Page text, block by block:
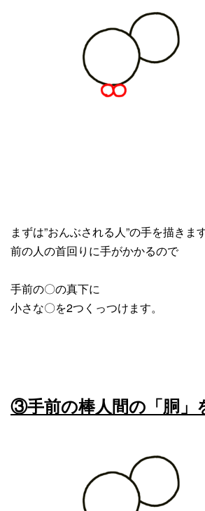
まずは”おんぶされる人”の手を描きま
前の人の首回りに手がかかるので
手前の〇の真下に
小さな〇を2つくっつけます。
③手前の棒人間の「胴」